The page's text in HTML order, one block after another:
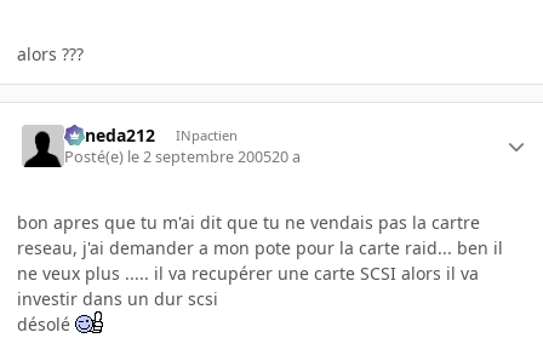
alors ???
keneda212 INpactien
Posté(e) le 2 septembre 200520 a
bon apres que tu m'ai dit que tu ne vendais pas la cartre
reseau, j'ai demander a mon pote pour la carte raid... ben il
ne veux plus ..... il va recupérer une carte SCSI alors il va
investir dans un dur scsi
désolé